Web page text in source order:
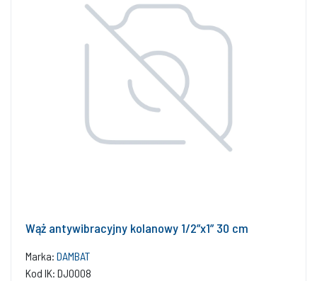
Wąż antywibracyjny kolanowy 1/2”x1” 30 cm
Marka: DAMBAT
Kod IK: DJ0008